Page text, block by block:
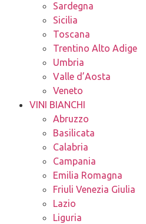
Sardegna
Sicilia
Toscana
Trentino Alto Adige
Umbria
Valle d’Aosta
Veneto
VINI BIANCHI
Abruzzo
Basilicata
Calabria
Campania
Emilia Romagna
Friuli Venezia Giulia
Lazio
Liguria